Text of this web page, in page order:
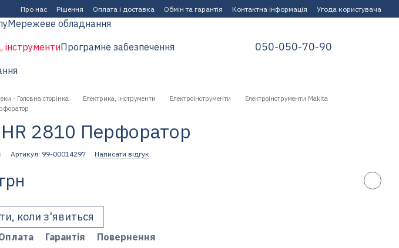
Про нас Рішення Оплата і доставка Обмін та гарантія Контактна інформація Угода користувача
Мережеве обладнання
інструментиПрограмне забезпечення
050-050-70-90
- Головна сторінка Електрика, інструменти Електроінструменти
Електроінструменти Makita
2810 Перфоратор
Артикул: 99-00014297 Написати відгук
коли з'явиться
Гарантія
Повернення